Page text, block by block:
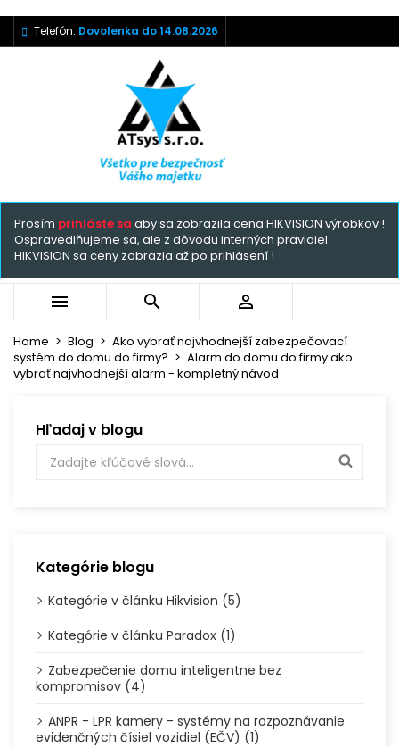
Telefón: Dovolenka do 14.08.2026
Prosím prihláste sa aby sa zobrazila cena HIKVISION výrobkov !
Ospravedlňujeme sa, ale z dôvodu interných pravidiel
HIKVISION sa ceny zobrazia až po prihlásení !
  
Home Blog
Ako vybrať najvhodnejší zabezpečovací
systém do domu do firmy?
Alarm do domu do firmy ako
vybrať najvhodnejší alarm - kompletný návod
Hľadaj v blogu
Kategórie blogu
Kategórie v článku Hikvision (5)
Kategórie v článku Paradox (1)
Zabezpečenie domu inteligentne bez
kompromisov (4)
ANPR - LPR kamery - systémy na rozpoznávanie
evidenčných čísiel vozidiel (EČV) (1)